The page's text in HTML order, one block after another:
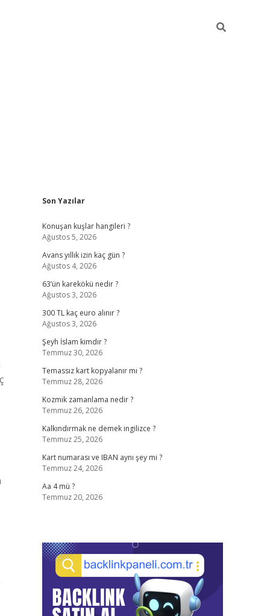
Sidebar
Son Yazılar
Konuşan kuşlar hangileri ?
Ağustos 5, 2026
Avans yıllık izin kaç gün ?
Ağustos 4, 2026
63’ün karekökü nedir ?
Ağustos 3, 2026
300 TL kaç euro alınır ?
Ağustos 3, 2026
Şeyh İslam kimdir ?
Temmuz 30, 2026
Temassız kart kopyalanır mı ?
Temmuz 28, 2026
Kozmik zamanlama nedir ?
Temmuz 26, 2026
Kalkındırmak ne demek ingilizce ?
Temmuz 25, 2026
Kart numarası ve IBAN aynı şey mi ?
Temmuz 24, 2026
Aa 4 mü ?
Temmuz 20, 2026